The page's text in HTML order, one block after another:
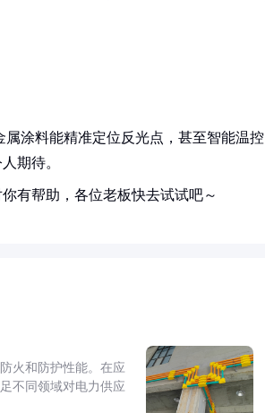
涂料能精准定位反光点，甚至智能温控
期待。
有帮助，各位老板快去试试吧～
火和防护性能。在应
不同领域对电力供应